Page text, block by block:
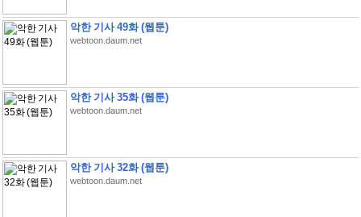
악한 기사 49화 (웹툰)
webtoon.daum.net
악한 기사 35화 (웹툰)
webtoon.daum.net
악한 기사 32화 (웹툰)
webtoon.daum.net